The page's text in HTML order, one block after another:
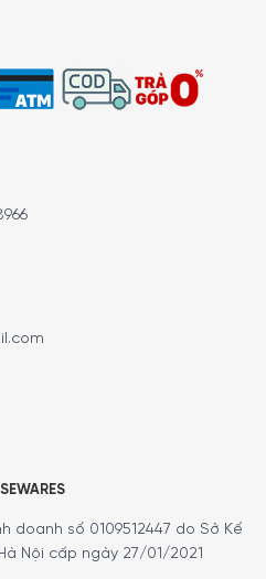
rửa trong máy rửa bát, mang
quá trình sử dụng.
trọng và tinh tế khi làm
cỡ khay nướng và dụng cụ
chuyển các món nóng an
doanh số 0109512447 do Sở Kế
Nội cấp ngày 27/01/2021